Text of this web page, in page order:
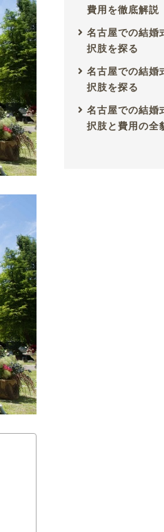
費用を徹底解説
名古屋での結婚
択肢を探る
名古屋での結婚
択肢を探る
名古屋での結婚
択肢と費用の全